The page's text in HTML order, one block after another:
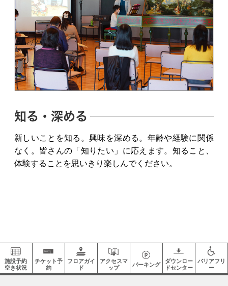
知る・深める
新しいことを知る。興味を深める。年齢や経験に関係
なく。皆さんの「知りたい」に応えます。知ること、
体験することを思いきり楽しんでください。
施設予約
空き状況
チケット予
約
フロアガイ
ド
アクセスマ
ップ
パーキング
ダウンロー
ドセンター
バリアフリ
ー